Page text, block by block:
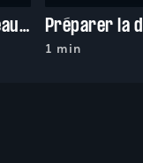
L'équipement pour le kayak d'eau vive
1 min